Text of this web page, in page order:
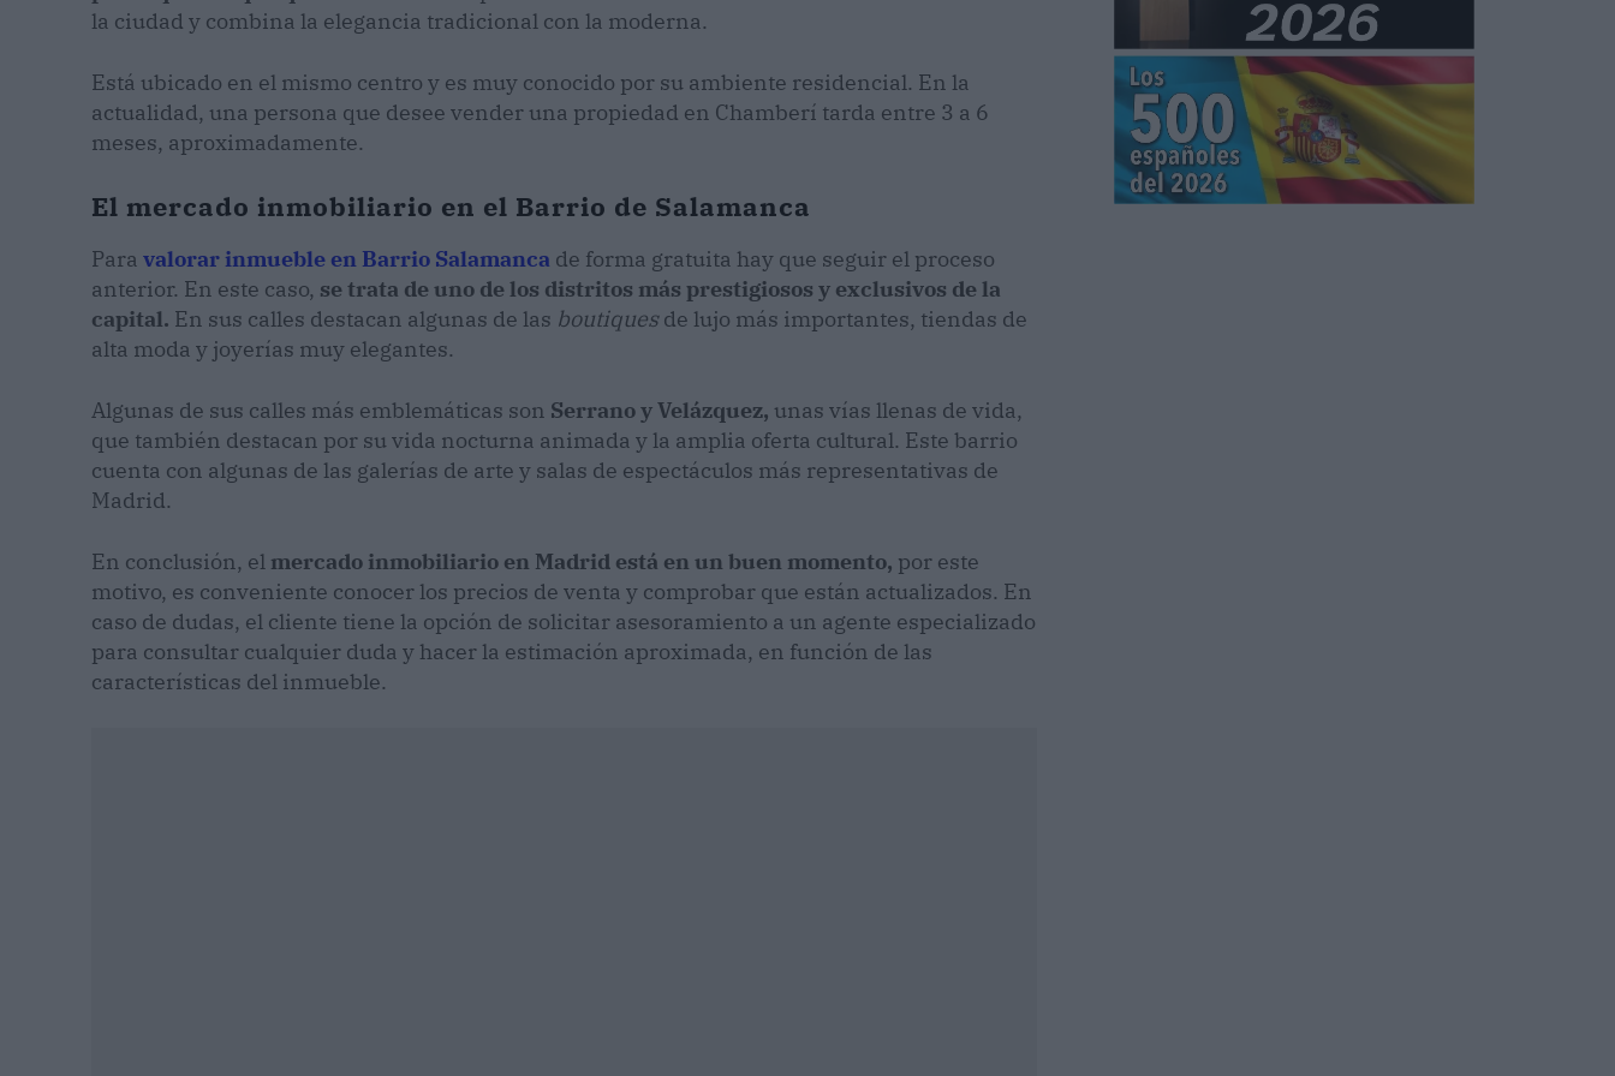
la ciudad y combina la elegancia tradicional con la moderna.
Está ubicado en el mismo centro y es muy conocido por su ambiente residencial. En la
actualidad, una persona que desee vender una propiedad en Chamberí tarda entre 3 a 6
meses, aproximadamente.
El mercado inmobiliario en el Barrio de Salamanca
Para valorar inmueble en Barrio Salamanca de forma gratuita hay que seguir el proceso
anterior. En este caso, se trata de uno de los distritos más prestigiosos y exclusivos de la
capital. En sus calles destacan algunas de las boutiquesde lujo más importantes, tiendas de
alta moda y joyerías muy elegantes.
Algunas de sus calles más emblemáticas son SerranoyVelázquez, unas vías llenas de vida,
que también destacan por su vida nocturna animada y la amplia oferta cultural. Este barrio
cuenta con algunas de las galerías de arte y salas de espectáculos más representativas de
Madrid.
En conclusión, el mercado inmobiliario en Madrid está en un buen momento, por este
motivo, es conveniente conocer los precios de venta y comprobar que están actualizados. En
caso de dudas, el cliente tiene la opción de solicitar asesoramiento a un agente especializado
para consultar cualquier duda y hacer la estimación aproximada, en función de las
características del inmueble.